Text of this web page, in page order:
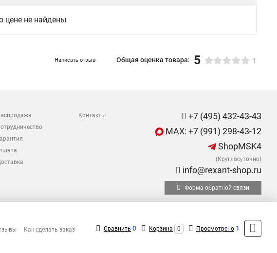
цене не найдены
Написать отзыв Общая оценка товара: 5 1
Контакты
+7 (495) 432-43-43
MAX: +7 (991) 298-43-12
ShopMSK4
(Круглосуточно)
info@rexant-shop.ru
Форма обратной связи
Как сделать заказ Сравнить 0 Корзина 0 Просмотрено 1